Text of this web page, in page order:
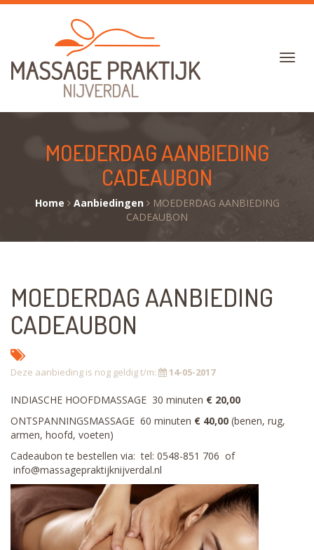
MOEDERDAG AANBIEDING
CADEAUBON
Home Aanbiedingen
MOEDERDAG AANBIEDING
CADEAUBON
MOEDERDAG AANBIEDING
CADEAUBON
Deze aanbieding is nog geldig t/m: 14-05-2017
INDIASCHE HOOFDMASSAGE 30 minuten € 20,00
ONTSPANNINGSMASSAGE 60 minuten € 40,00 (benen, rug,
armen, hoofd, voeten)
Cadeaubon te bestellen via: tel: 0548-851 706 of
info@massagepraktijknijverdal.nl